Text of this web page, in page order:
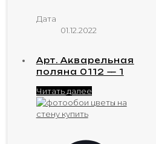
Дата
01.12.2022
Арт. Акварельная
поляна 0112 — 1
Читать далее